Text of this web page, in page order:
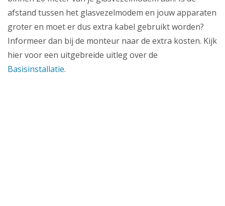
Zakelijk
Mijn webmail
afstand tussen het glasvezelmodem en jouw apparaten
groter en moet er dus extra kabel gebruikt worden?
Informeer dan bij de monteur naar de extra kosten. Kijk
hier voor een uitgebreide uitleg over de
Basisinstallatie.